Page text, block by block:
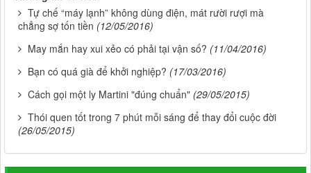
Tự chế “máy lạnh” không dùng điện, mát rười rượi mà
chẳng sợ tốn tiền (12/05/2016)
May mắn hay xui xẻo có phải tại vận số? (11/04/2016)
Bạn có quá già để khởi nghiệp? (17/03/2016)
Cách gọi một ly Martini "đúng chuẩn" (29/05/2015)
Thói quen tốt trong 7 phút mỗi sáng để thay đổi cuộc đời
(26/05/2015)